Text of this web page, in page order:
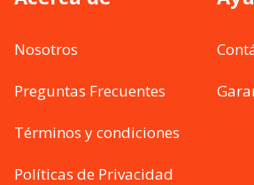
Nosotros
Preguntas Frecuentes
Términos y condiciones
Políticas de Privacidad